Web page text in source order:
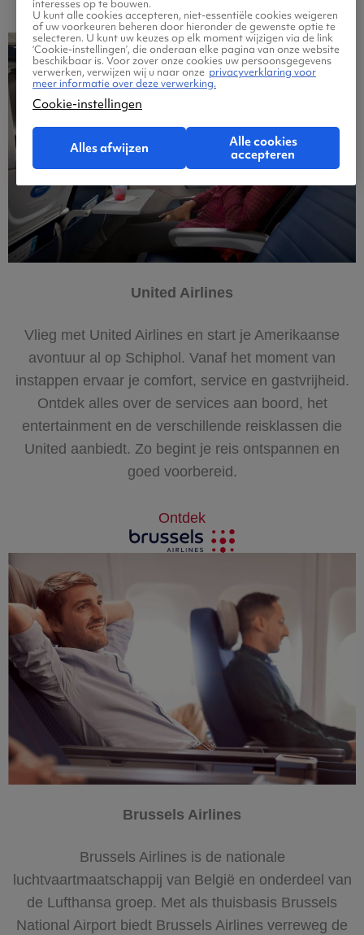
United Airlines
Vlieg met United Airlines en start je Amerikaanse
avontuur al op Schiphol. Vanaf het moment van
instappen ervaar je comfort, service en gastvrijheid.
Ontdek alles over de services aan boord, het
entertainment en de verschillende reisklassen die
United aanbiedt. Zo begint je reis ontspannen en
goed voorbereid.
Ontdek
Brussels Airlines
Brussels Airlines is de nationale
luchtvaartmaatschappij van België en onderdeel van
de Lufthansa groep. Met als thuisbasis Brussels
National Airport biedt Brussels Airlines verreweg de
interesses op te bouwen.
U kunt alle cookies accepteren, niet-essentiële cookies weigeren
of uw voorkeuren beheren door hieronder de gewenste optie te
selecteren. U kunt uw keuzes op elk moment wijzigen via de link
‘Cookie-instellingen’, die onderaan elke pagina van onze website
beschikbaar is. Voor zover onze cookies uw persoonsgegevens
verwerken, verwijzen wij u naar onze privacyverklaring voor
meer informatie over deze verwerking.
Cookie-instellingen
Alles afwijzen
Alle cookies
accepteren